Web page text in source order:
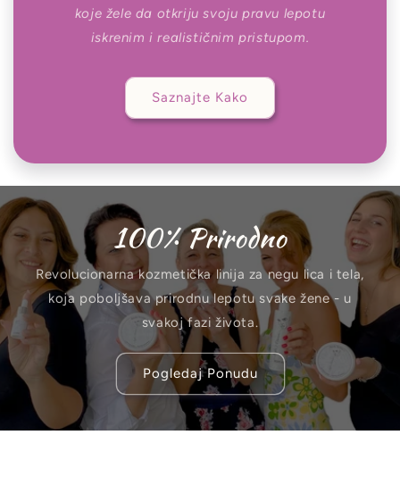
koje žele da otkriju svoju pravu lepotu
iskrenim i realističnim pristupom.
Saznajte Kako
100% Prirodno
Revolucionarna kozmetička linija za negu lica i tela,
koja poboljšava prirodnu lepotu svake žene - u
svakoj fazi života.
Pogledaj Ponudu